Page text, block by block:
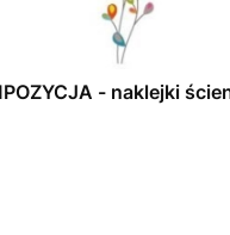
- naklejki